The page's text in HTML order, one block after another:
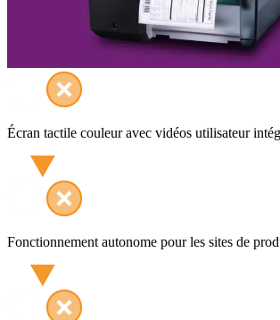
Écran tactile couleur avec vidéos utilisateur
Fonctionnement autonome pour les sites de